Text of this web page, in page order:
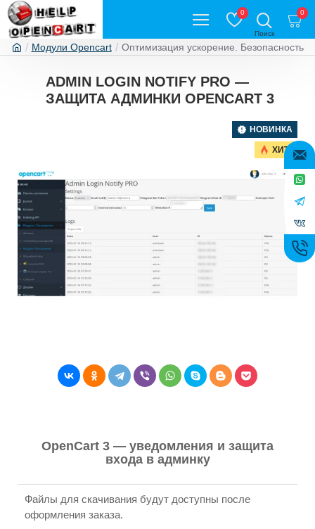
0 0
Модули Opencart Оптимизация ускорение. Безопасность
ADMIN LOGIN NOTIFY PRO —
ЗАЩИТА АДМИНКИ OPENCART 3
НОВИНКА
ХИТ
OpenCart 3 — уведомления и защита
входа в админку
Файлы для скачивания будут доступны после
оформления заказа.